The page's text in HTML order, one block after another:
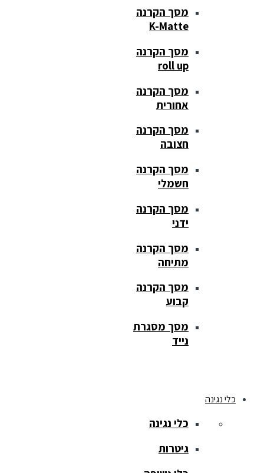
מסך הקרנה
K-Matte
מסך הקרנה
roll up
מסך הקרנה
אחורית
מסך הקרנה
חצובה
מסך הקרנה
חשמלי
מסך הקרנה
ידני
מסך הקרנה
מתיחה
מסך הקרנה
קבוע
מסך מסגרת
נייד
כלי נגינה
כלי נגינה
גיטרות